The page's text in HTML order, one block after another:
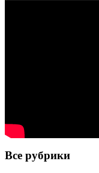
Все рубрики